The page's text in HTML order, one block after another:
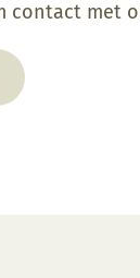
contact met